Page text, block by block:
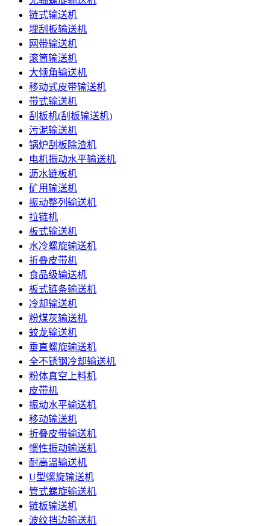
链式输送机
埋刮板输送机
网带输送机
滚筒输送机
大倾角输送机
移动式皮带输送机
带式输送机
刮板机(刮板输送机)
污泥输送机
锅炉刮板除渣机
电机振动水平输送机
沥水链板机
矿用输送机
振动整列输送机
拉链机
板式输送机
水冷螺旋输送机
折叠皮带机
食品级输送机
板式链条输送机
冷却输送机
粉煤灰输送机
蛟龙输送机
垂直螺旋输送机
全不锈钢冷却输送机
粉体真空上料机
皮带机
振动水平输送机
移动输送机
折叠皮带输送机
惯性振动输送机
耐高温输送机
U型螺旋输送机
管式螺旋输送机
链板输送机
波纹挡边输送机